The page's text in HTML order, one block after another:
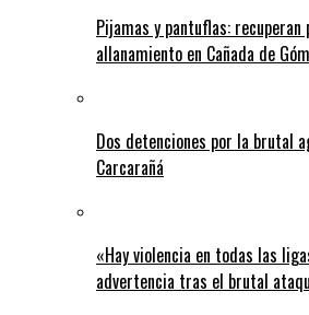
Pijamas y pantuflas:
allanamiento en Cañada de
Dos detenciones por la brutal
Carcarañá
«Hay violencia en todas las
advertencia tras el brutal